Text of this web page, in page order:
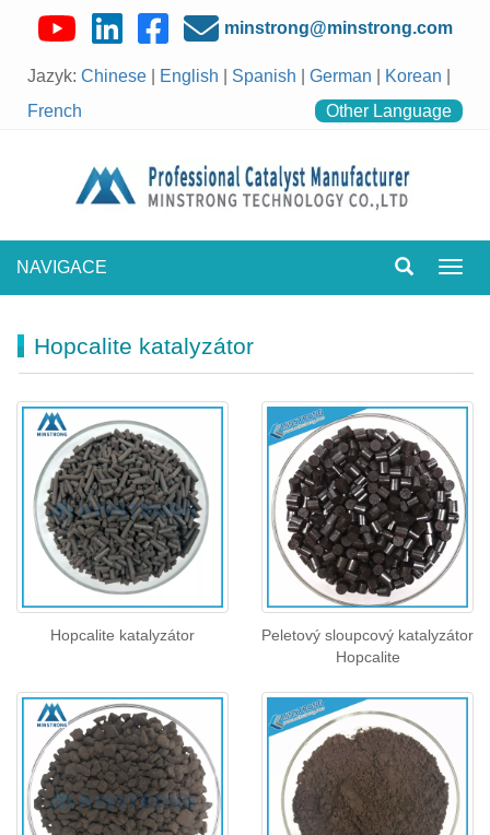
minstrong@minstrong.com
Jazyk: Chinese English Spanish German Korean
French
Other Language
NAVIGACE
Hopcalite katalyzátor
Hopcalite katalyzátor
Peletový sloupcový katalyzátor
Hopcalite